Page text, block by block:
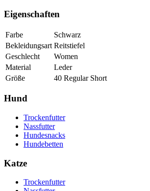
Eigenschaften
Farbe
Schwarz
Bekleidungsart Reitstiefel
Geschlecht
Women
Material
Leder
Größe
40 Regular Short
Hund
Trockenfutter
Nassfutter
Hundesnacks
Hundebetten
Katze
Trockenfutter